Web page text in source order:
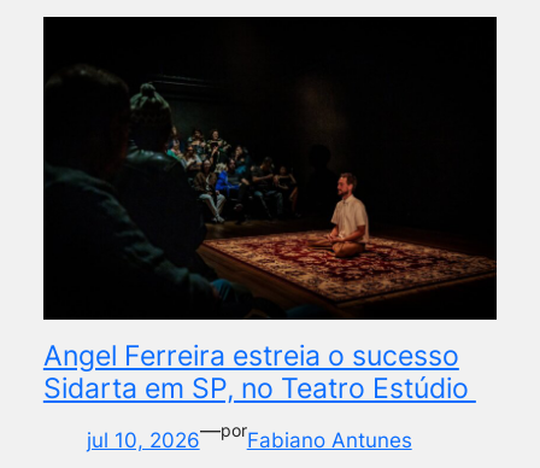
Angel Ferreira estreia o sucesso
Sidarta em SP, no Teatro Estúdio
jul 10, 2026—porFabiano Antunes